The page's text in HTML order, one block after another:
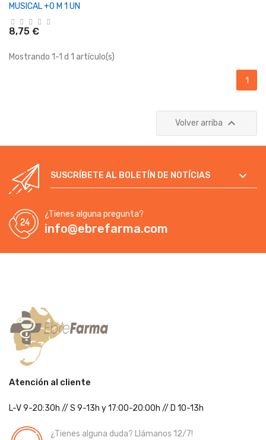
MUSICAL +0 M 1 UN
8,75 €
Mostrando 1-1 d 1 artículo(s)
1
Volver arriba 
SUSCRÍBETE AL BOLETÍN DE NOTÍCIAS 
¿Tienes alguna pregunta?
info@ebrefarma.com
Atención al cliente
L-V 9-20:30h // S 9-13h y 17:00-20:00h // D 10-13h
¿Tienes alguna duda? Llámanos 12/7!